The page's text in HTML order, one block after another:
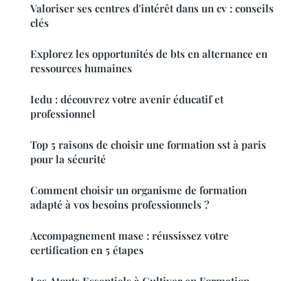
Valoriser ses centres d'intérêt dans un cv : conseils
clés
Explorez les opportunités de bts en alternance en
ressources humaines
Iedu : découvrez votre avenir éducatif et
professionnel
Top 5 raisons de choisir une formation sst à paris
pour la sécurité
Comment choisir un organisme de formation
adapté à vos besoins professionnels ?
Accompagnement mase : réussissez votre
certification en 5 étapes